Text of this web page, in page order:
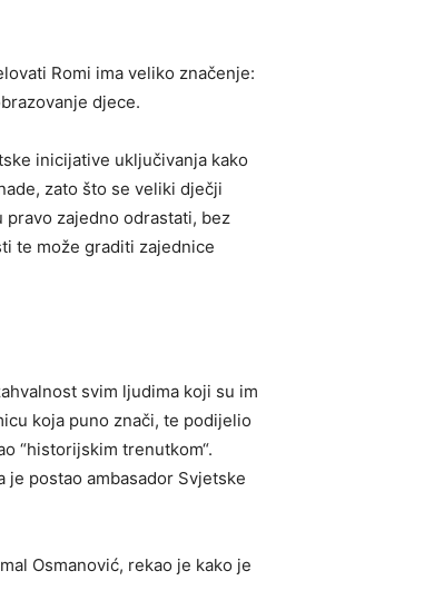
Romi ima veliko značenje:
djece.
inicijative uključivanja kako
zato što se veliki dječji
pravo zajedno odrastati, bez
te može graditi zajednice
svim ljudima koji su im
koja puno znači, te podijelio
“historijskim trenutkom“.
je postao ambasador Svjetske
Osmanović, rekao je kako je